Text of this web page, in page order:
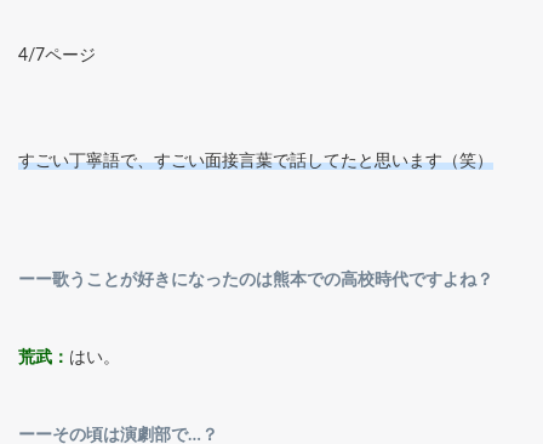
4/7ページ
すごい丁寧語で、すごい面接言葉で話してたと思います（笑）
ーー歌うことが好きになったのは熊本での高校時代ですよね？
荒武： はい。
ーーその頃は演劇部で…？